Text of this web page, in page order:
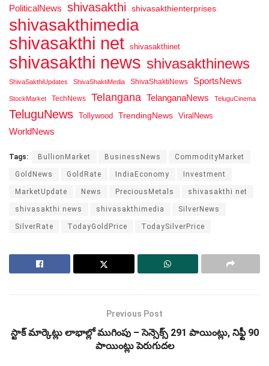
PoliticalNews shivasakthi shivasakthienterprises
shivasakthimedia
shivasakthi net shivasakthinet
shivasakthi news shivasakthinews
ShivaSakthiUpdates ShivaShaktiMedia ShivaShaktiNews SportsNews
StockMarket TechNews Telangana TelanganaNews TeluguCinema
TeluguNews Tollywood TrendingNews ViralNews
WorldNews
Tags: BullionMarket BusinessNews CommodityMarket
GoldNews GoldRate IndiaEconomy Investment
MarketUpdate News PreciousMetals shivasakthi net
shivasakthi news shivasakthimedia SilverNews
SilverRate TodayGoldPrice TodaySilverPrice
Previous Post
స్టాక్ మార్కెట్లు లాభాల్లో ముగింపు – సెన్సెక్స్‌ 291 పాయింట్లు, నిఫ్టీ 90
పాయింట్లు పెరుగుదల